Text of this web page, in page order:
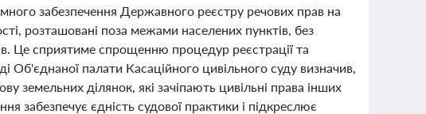
забезпечення Державного реєстру речових прав на
розташовані поза межами населених пунктів, без
Це сприятиме спрощенню процедур реєстрації та
Об'єднаної палати Касаційного цивільного суду визначив,
ділянок, які зачіпають цивільні права інших
забезпечує єдність судової практики і підкреслює